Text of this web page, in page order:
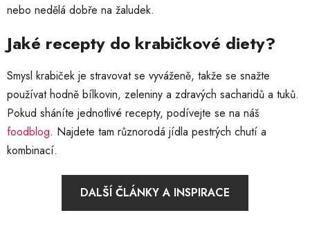
nebo nedělá dobře na žaludek.
Jaké recepty do krabičkové diety?
Smysl krabiček je stravovat se vyváženě, takže se snažte
používat hodně bílkovin, zeleniny a zdravých sacharidů a tuků.
Pokud sháníte jednotlivé recepty, podívejte se na náš
foodblog. Najdete tam různorodá jídla pestrých chutí a
kombinací.
DALŠÍ ČLÁNKY A INSPIRACE